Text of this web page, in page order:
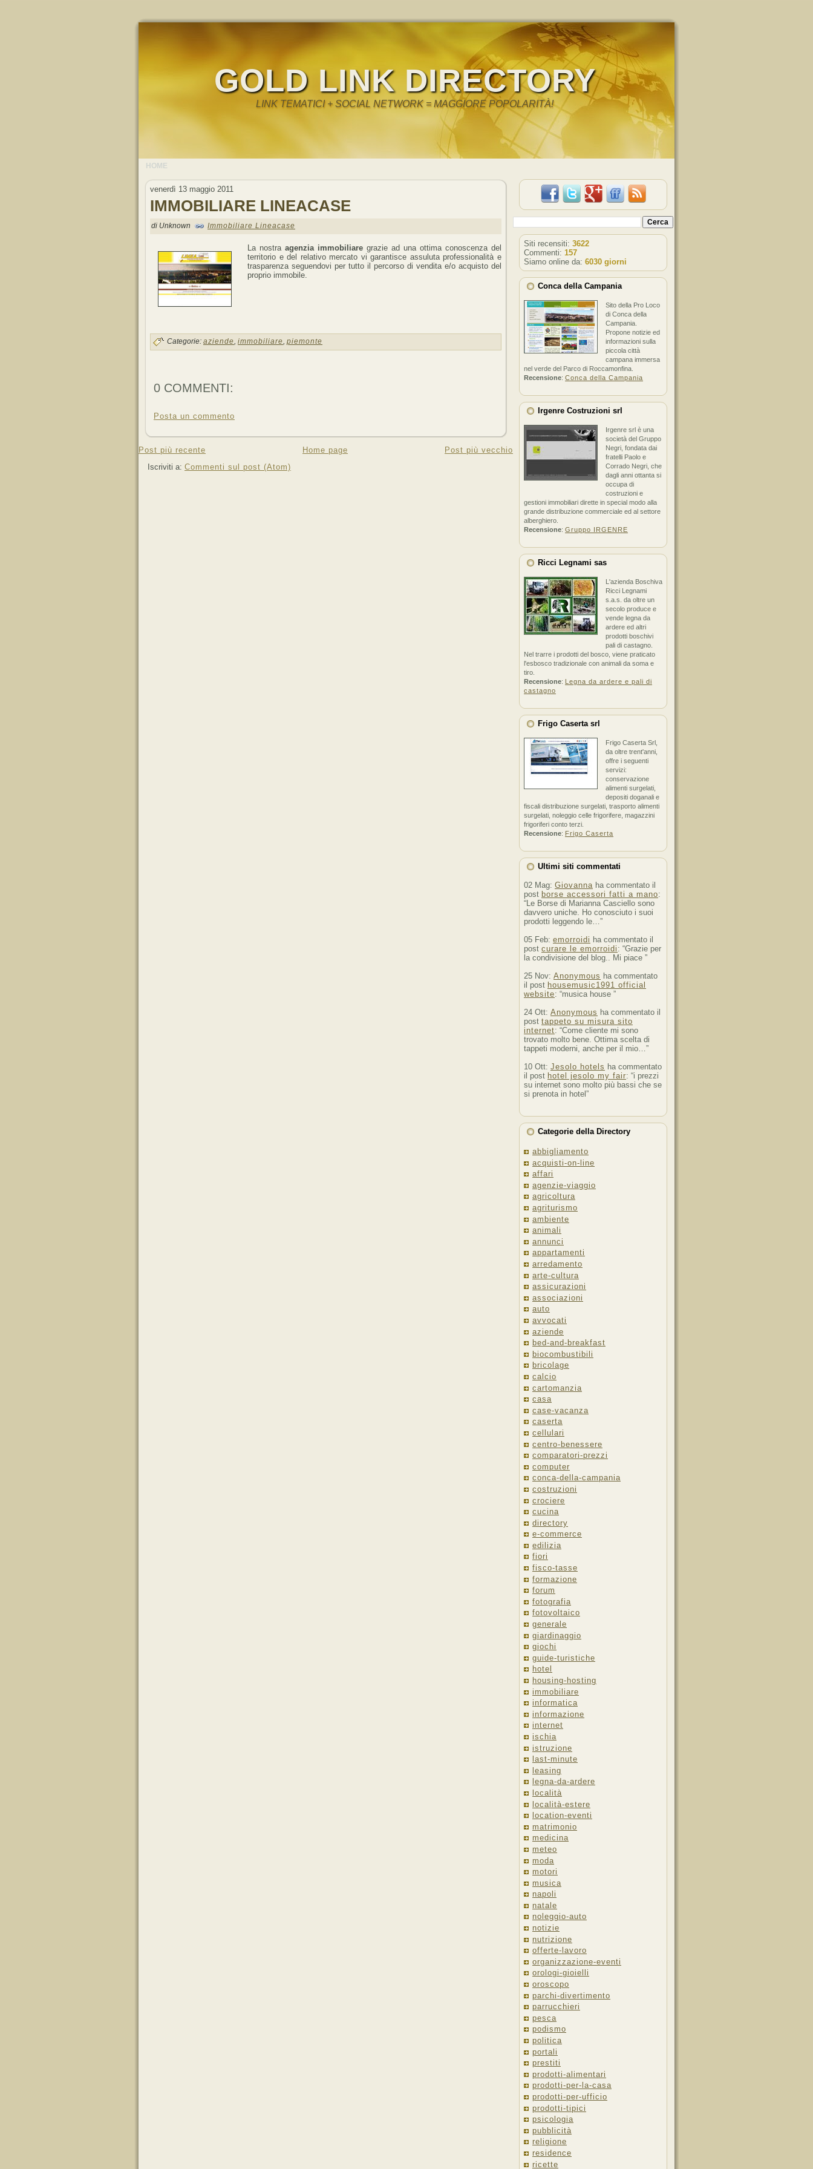
GOLD LINK DIRECTORY
LINK TEMATICI + SOCIAL NETWORK = MAGGIORE POPOLARITÀ!
HOME
venerdì 13 maggio 2011
IMMOBILIARE LINEACASE
di Unknown Immobiliare Lineacase
La nostra agenzia immobiliare grazie ad una ottima conoscenza del
territorio e del relativo mercato vi garantisce assuluta professionalità e
trasparenza seguendovi per tutto il percorso di vendita e/o acquisto del
proprio immobile.
Categorie: aziende, immobiliare, piemonte
0 COMMENTI:
Posta un commento
Post più recente Post più vecchio
Home page
Iscriviti a: Commenti sul post (Atom)
Siti recensiti: 3622
Commenti: 157
Siamo online da: 6030 giorni
Conca della Campania
Sito della Pro Loco
di Conca della
Campania.
Propone notizie ed
informazioni sulla
piccola città
campana immersa
nel verde del Parco di Roccamonfina.
Recensione: Conca della Campania
Irgenre Costruzioni srl
Irgenre srl è una
società del Gruppo
Negri, fondata dai
fratelli Paolo e
Corrado Negri, che
dagli anni ottanta si
occupa di
costruzioni e
gestioni immobiliari dirette in special modo alla
grande distribuzione commerciale ed al settore
alberghiero.
Recensione: Gruppo IRGENRE
Ricci Legnami sas
L'azienda Boschiva
Ricci Legnami
s.a.s. da oltre un
secolo produce e
vende legna da
ardere ed altri
prodotti boschivi
pali di castagno.
Nel trarre i prodotti del bosco, viene praticato
l'esbosco tradizionale con animali da soma e
tiro.
Recensione: Legna da ardere e pali di
castagno
Frigo Caserta srl
Frigo Caserta Srl,
da oltre trent'anni,
offre i seguenti
servizi:
conservazione
alimenti surgelati,
depositi doganali e
fiscali distribuzione surgelati, trasporto alimenti
surgelati, noleggio celle frigorifere, magazzini
frigoriferi conto terzi.
Recensione: Frigo Caserta
Ultimi siti commentati
02 Mag: Giovanna ha commentato il
post borse accessori fatti a mano:
“Le Borse di Marianna Casciello sono
davvero uniche. Ho conosciuto i suoi
prodotti leggendo le…”
05 Feb: emorroidi ha commentato il
post curare le emorroidi : “Grazie per
la condivisione del blog.. Mi piace ”
25 Nov: Anonymous ha commentato
il post housemusic1991 official
website: “musica house ”
24 Ott: Anonymous ha commentato il
post tappeto su misura sito
internet: “Come cliente mi sono
trovato molto bene. Ottima scelta di
tappeti moderni, anche per il mio…”
10 Ott: Jesolo hotels ha commentato
il post hotel jesolo my fair: “i prezzi
su internet sono molto più bassi che se
si prenota in hotel”
Categorie della Directory
abbigliamento
acquisti-on-line
affari
agenzie-viaggio
agricoltura
agriturismo
ambiente
animali
annunci
appartamenti
arredamento
arte-cultura
assicurazioni
associazioni
auto
avvocati
aziende
bed-and-breakfast
biocombustibili
bricolage
calcio
cartomanzia
casa
case-vacanza
caserta
cellulari
centro-benessere
comparatori-prezzi
computer
conca-della-campania
costruzioni
crociere
cucina
directory
e-commerce
edilizia
fiori
fisco-tasse
formazione
forum
fotografia
fotovoltaico
generale
giardinaggio
giochi
guide-turistiche
hotel
housing-hosting
immobiliare
informatica
informazione
internet
ischia
istruzione
last-minute
leasing
legna-da-ardere
località
località-estere
location-eventi
matrimonio
medicina
meteo
moda
motori
musica
napoli
natale
noleggio-auto
notizie
nutrizione
offerte-lavoro
organizzazione-eventi
orologi-gioielli
oroscopo
parchi-divertimento
parrucchieri
pesca
podismo
politica
portali
prestiti
prodotti-alimentari
prodotti-per-la-casa
prodotti-per-ufficio
prodotti-tipici
psicologia
pubblicità
religione
residence
ricette